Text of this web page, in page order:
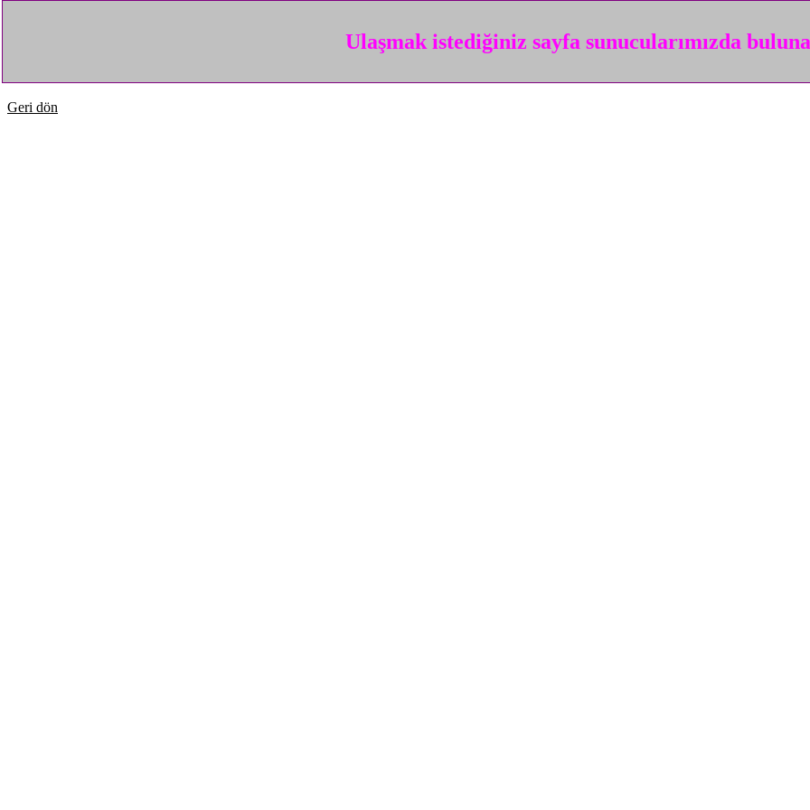
Ulaşmak istediğiniz sayfa sunucularımızda
Geri dön